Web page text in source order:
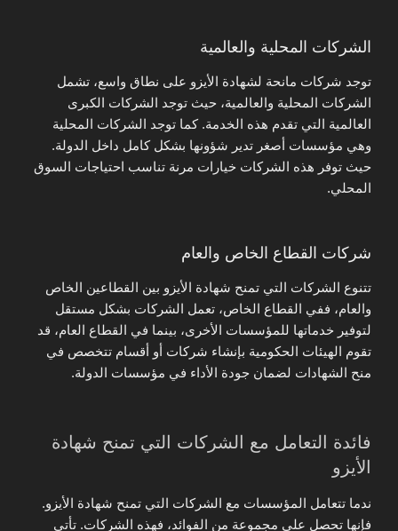
الشركات المحلية والعالمية
توجد شركات مانحة لشهادة الأيزو على نطاق واسع، تشمل
الشركات المحلية والعالمية، حيث توجد الشركات الكبرى
العالمية التي تقدم هذه الخدمة. كما توجد الشركات المحلية
وهي مؤسسات أصغر تدير شؤونها بشكل كامل داخل الدولة.
حيث توفر هذه الشركات خيارات مرنة تناسب احتياجات السوق
المحلي.
شركات القطاع الخاص والعام
تتنوع الشركات التي تمنح شهادة الأيزو بين القطاعين الخاص
والعام، ففي القطاع الخاص، تعمل الشركات بشكل مستقل
لتوفير خدماتها للمؤسسات الأخرى، بينما في القطاع العام، قد
تقوم الهيئات الحكومية بإنشاء شركات أو أقسام تتخصص في
منح الشهادات لضمان جودة الأداء في مؤسسات الدولة.
فائدة التعامل مع الشركات التي تمنح شهادة
الأيزو
ندما تتعامل المؤسسات مع الشركات التي تمنح شهادة الأيزو.
فإنها تحصل على مجموعة من الفوائد، فهذه الشركات. تأتي